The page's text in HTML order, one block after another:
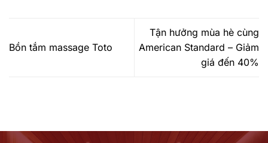
Bồn tắm massage Toto
Tận hưởng mùa hè cùng
American Standard – Giảm
giá đến 40%